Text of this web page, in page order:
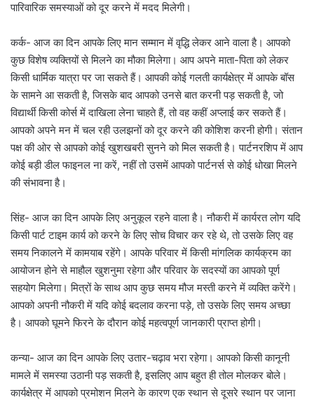
पारिवारिक समस्याओं को दूर करने में मदद मिलेगी।
कर्क- आज का दिन आपके लिए मान सम्मान में वृद्धि लेकर आने वाला है। आपको
कुछ विशेष व्यक्तियों से मिलने का मौका मिलेगा। आप अपने माता-पिता को लेकर
किसी धार्मिक यात्रा पर जा सकते हैं। आपकी कोई गलती कार्यक्षेत्र में आपके बॉस
के सामने आ सकती है, जिसके बाद आपको उनसे बात करनी पड़ सकती है, जो
विद्यार्थी किसी कोर्स में दाखिला लेना चाहते हैं, तो वह कहीं अप्लाई कर सकते हैं।
आपको अपने मन में चल रही उलझनों को दूर करने की कोशिश करनी होगी। संतान
पक्ष की ओर से आपको कोई खुशखबरी सुनने को मिल सकती है। पार्टनरशिप में आप
कोई बड़ी डील फाइनल ना करें, नहीं तो उसमें आपको पार्टनर्स से कोई धोखा मिलने
की संभावना है।
सिंह- आज का दिन आपके लिए अनुकूल रहने वाला है। नौकरी में कार्यरत लोग यदि
किसी पार्ट टाइम कार्य को करने के लिए सोच विचार कर रहे थे, तो उसके लिए वह
समय निकालने में कामयाब रहेंगे। आपके परिवार में किसी मांगलिक कार्यक्रम का
आयोजन होने से माहौल खुशनुमा रहेगा और परिवार के सदस्यों का आपको पूर्ण
सहयोग मिलेगा। मित्रों के साथ आप कुछ समय मौज मस्ती करने में व्यक्ति करेंगे।
आपको अपनी नौकरी में यदि कोई बदलाव करना पड़े, तो उसके लिए समय अच्छा
है। आपको घूमने फिरने के दौरान कोई महत्वपूर्ण जानकारी प्राप्त होगी।
कन्या- आज का दिन आपके लिए उतार-चढ़ाव भरा रहेगा। आपको किसी कानूनी
मामले में समस्या उठानी पड़ सकती है, इसलिए आप बहुत ही तोल मोलकर बोले।
कार्यक्षेत्र में आपको प्रमोशन मिलने के कारण एक स्थान से दूसरे स्थान पर जाना